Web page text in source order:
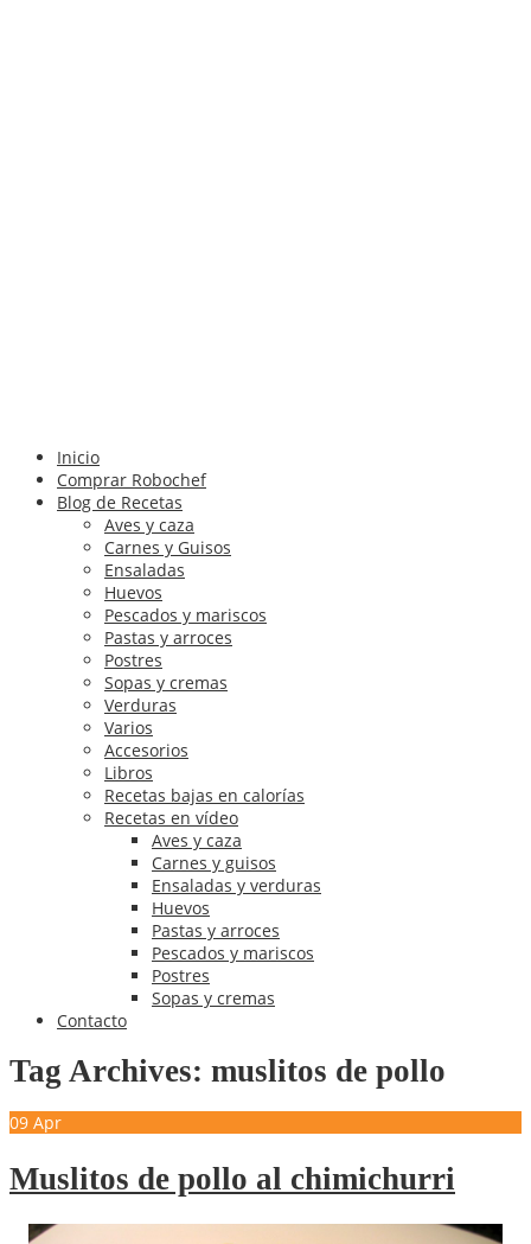
Inicio
Comprar Robochef
Blog de Recetas
Aves y caza
Carnes y Guisos
Ensaladas
Huevos
Pescados y mariscos
Pastas y arroces
Postres
Sopas y cremas
Verduras
Varios
Accesorios
Libros
Recetas bajas en calorías
Recetas en vídeo
Aves y caza
Carnes y guisos
Ensaladas y verduras
Huevos
Pastas y arroces
Pescados y mariscos
Postres
Sopas y cremas
Contacto
Tag Archives: muslitos de pollo
09 Apr
Muslitos de pollo al chimichurri